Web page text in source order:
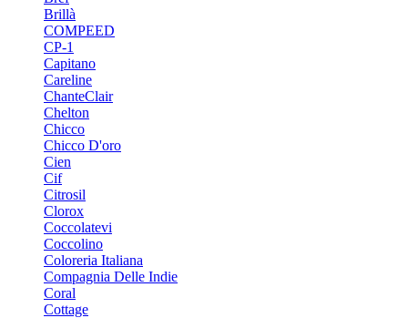
Brillà
COMPEED
CP-1
Capitano
Careline
ChanteСlair
Chelton
Chicco
Chicco D'oro
Cien
Cif
Citrosil
Clorox
Coccolatevi
Coccolino
Coloreria Italiana
Compagnia Delle Indie
Coral
Cottage